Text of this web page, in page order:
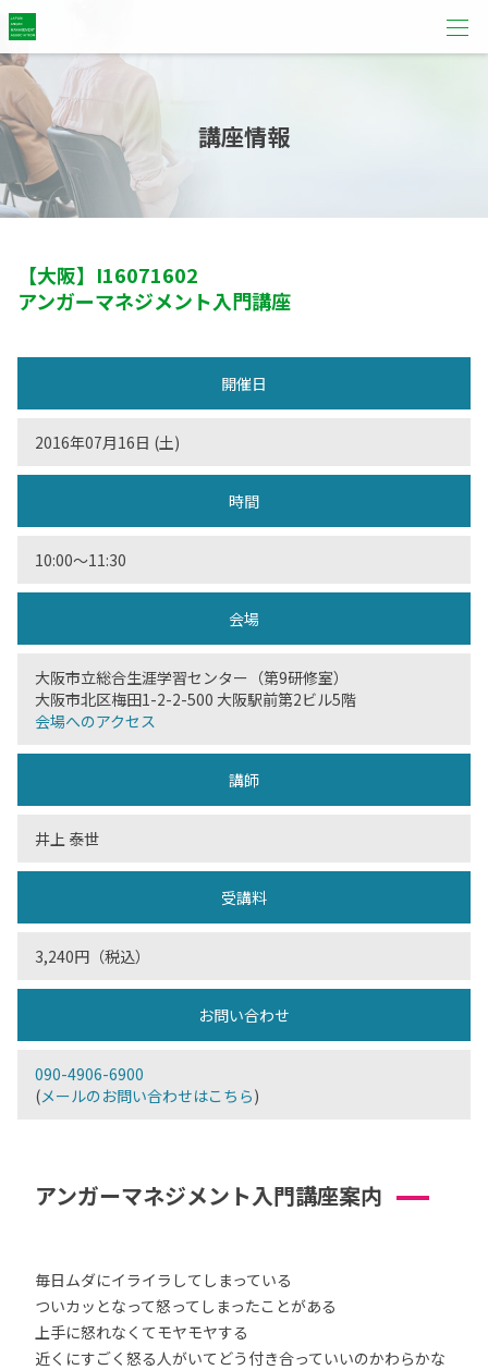
講座情報
【大阪】 I16071602
アンガーマネジメント入門講座
開催日
2016年07月16日 (土)
時間
10:00〜11:30
会場
大阪市立総合生涯学習センター（第9研修室）
大阪市北区梅田1-2-2-500 大阪駅前第2ビル5階
会場へのアクセス
講師
井上 泰世
受講料
3,240円（税込）
お問い合わせ
090-4906-6900
(メールのお問い合わせはこちら)
アンガーマネジメント入門講座案内
毎日ムダにイライラしてしまっている
ついカッとなって怒ってしまったことがある
上手に怒れなくてモヤモヤする
近くにすごく怒る人がいてどう付き合っていいのかわらかな